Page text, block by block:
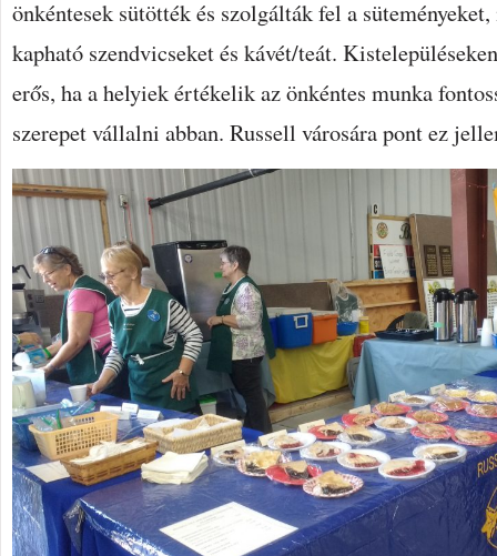
önkéntesek sütötték és szolgálták fel a
kapható szendvicseket és kávét/teát.
erős, ha a helyiek értékelik az önkéntes munka
szerepet vállalni abban. Russell városára pont ez